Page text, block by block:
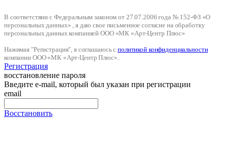
В соответствии с Федеральным законом от 27.07.2006 года № 152-ФЗ «О
персональных данных» , я даю свое письменное согласие на обработку
персональных данных компанией ООО «МК «Арт-Центр Плюс»
Нажимая "Регистрация", я соглашаюсь сполитикой конфиденциальности
компании ООО «МК «Арт-Центр Плюс».
Регистрация
восстановление пароля
Введите e-mail, который был указан при регистрации
email
Восстановить